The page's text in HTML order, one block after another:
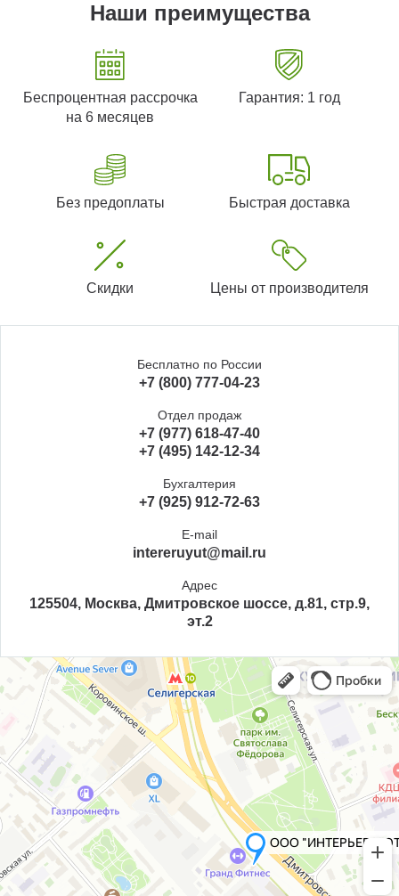
Наши преимущества
Беспроцентная рассрочка
на 6 месяцев
Гарантия: 1 год
Без предоплаты Быстрая доставка
Скидки Цены от производителя
Бесплатно по России
+7 (800) 777-04-23
Отдел продаж
+7 (977) 618-47-40
+7 (495) 142-12-34
Бухгалтерия
+7 (925) 912-72-63
E-mail
intereruyut@mail.ru
Адрес
125504, Москва, Дмитровское шоссе, д.81, стр.9,
эт.2